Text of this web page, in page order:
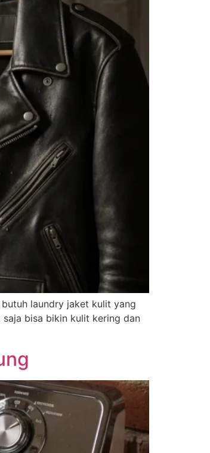
laundry jaket kulit yang
bisa bikin kulit kering dan